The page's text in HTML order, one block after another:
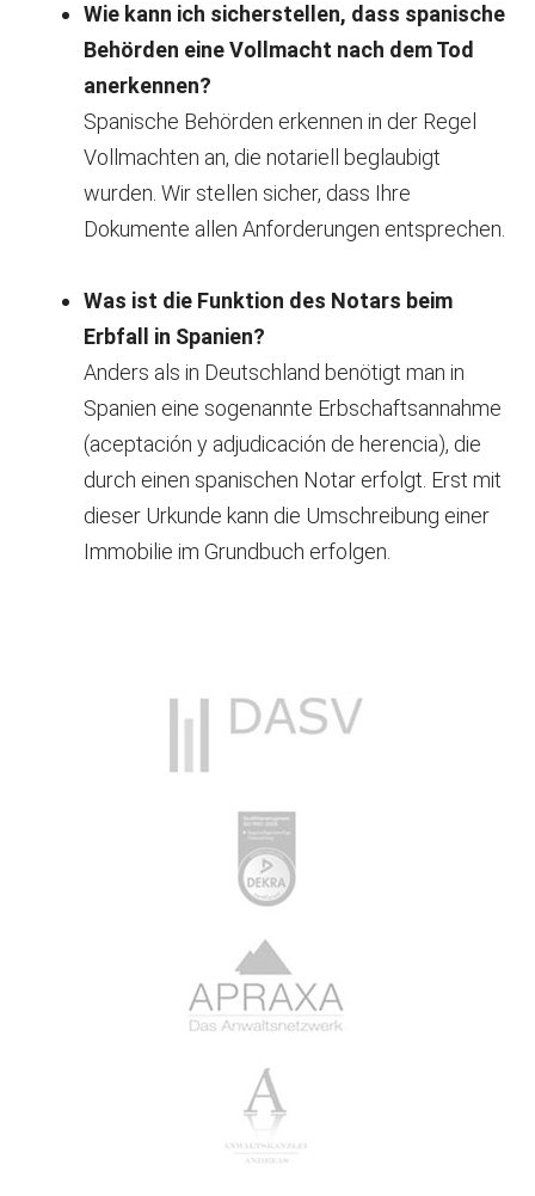
Wie kann ich sicherstellen, dass spanische
Behörden eine Vollmacht nach dem Tod
anerkennen?
Spanische Behörden erkennen in der Regel
Vollmachten an, die notariell beglaubigt
wurden. Wir stellen sicher, dass Ihre
Dokumente allen Anforderungen entsprechen.
Was ist die Funktion des Notars beim
Erbfall in Spanien?
Anders als in Deutschland benötigt man in
Spanien eine sogenannte Erbschaftsannahme
(aceptación y adjudicación de herencia), die
durch einen spanischen Notar erfolgt. Erst mit
dieser Urkunde kann die Umschreibung einer
Immobilie im Grundbuch erfolgen.